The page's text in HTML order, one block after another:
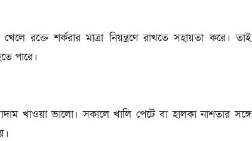
রক্তে শর্করার মাত্রা নিয়ন্ত্রণে রাখতে সহায়তা করে। তাই
পারে।
খাওয়া ভালো। সকালে খালি পেটে বা হালকা নাশতার সঙ্গে